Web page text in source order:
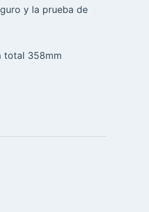
y la prueba de
total 358mm